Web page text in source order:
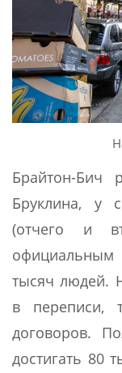
Брайтон-Бич
Бруклина, у
(отчего и
официальным
тысяч людей.
в переписи,
договоров.
достигать 80